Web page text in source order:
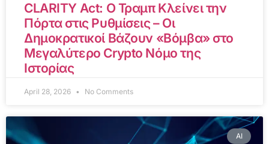
CLARITY Act: Ο Τραμπ Κλείνει την
Πόρτα στις Ρυθμίσεις – Οι
Δημοκρατικοί Βάζουν «Βόμβα» στο
Μεγαλύτερο Crypto Νόμο της
Ιστορίας
April 28, 2026 No Comments
AI